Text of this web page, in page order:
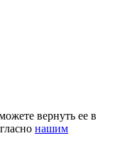
вернуть ее в
нашим